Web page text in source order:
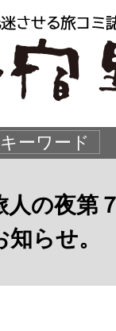
人の夜第
らせ。